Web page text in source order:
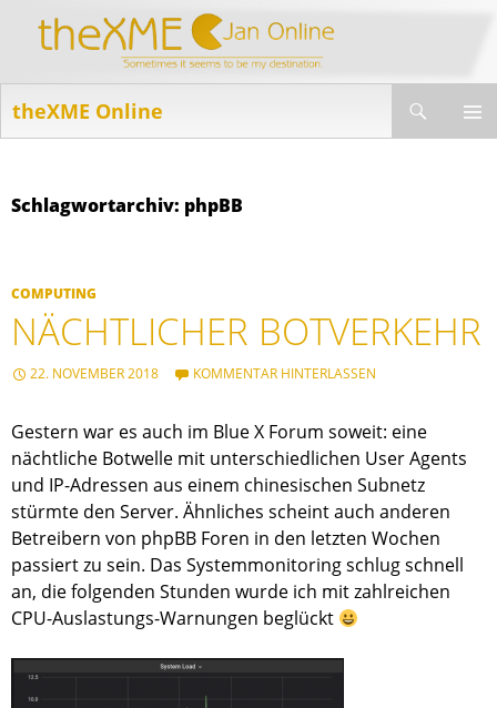
theXME Online
Schlagwortarchiv: phpBB
COMPUTING
NÄCHTLICHER BOTVERKEHR
22. NOVEMBER 2018 KOMMENTAR HINTERLASSEN
Gestern war es auch im Blue X Forum soweit: eine
nächtliche Botwelle mit unterschiedlichen User Agents
und IP-Adressen aus einem chinesischen Subnetz
stürmte den Server. Ähnliches scheint auch anderen
Betreibern von phpBB Foren in den letzten Wochen
passiert zu sein. Das Systemmonitoring schlug schnell
an, die folgenden Stunden wurde ich mit zahlreichen
CPU-Auslastungs-Warnungen beglückt